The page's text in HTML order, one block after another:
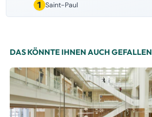
Saint-Paul
DAS KÖNNTE IHNEN AUCH GEFALLEN